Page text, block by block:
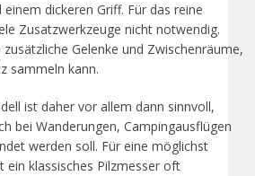
dickeren Griff. Für das reine
Zusatzwerkzeuge nicht notwendig.
Gelenke und Zwischenräume,
sammeln kann.
ist daher vor allem dann sinnvoll,
bei Wanderungen, Campingausflügen
werden soll. Für eine möglichst
ein klassisches Pilzmesser oft